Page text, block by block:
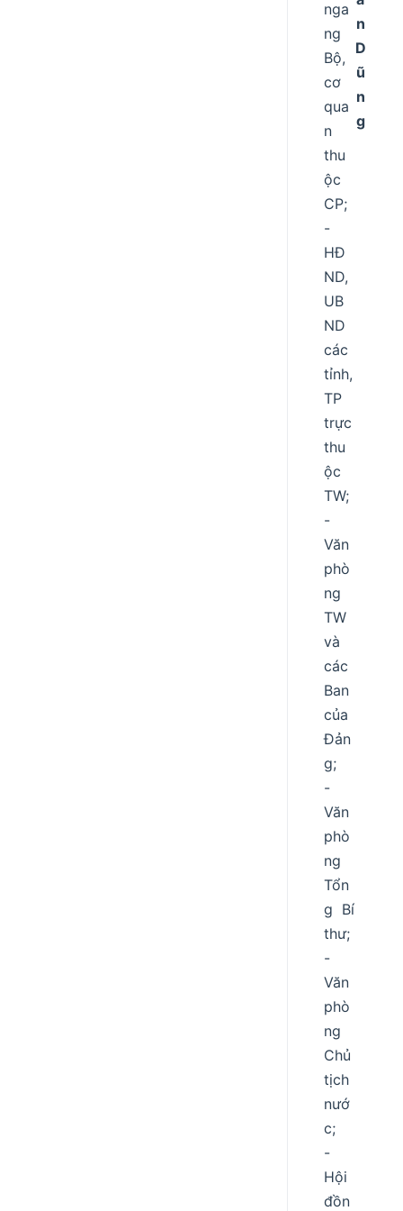
nga
ng
Bộ,
cơ
qua
n
thu
ộc
CP;
-
HĐ
ND,
UB
ND
các
tỉnh,
TP
trực
thu
ộc
TW;
-
Văn
phò
ng
TW
và
các
Ban
của
Đản
g;
-
Văn
phò
ng
Tổn
g Bí
thư;
-
Văn
phò
ng
Chủ
tịch
nướ
c;
-
Hội
đồn
n
D
ũ
n
g